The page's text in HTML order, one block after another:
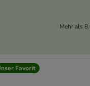
Mehr als
Favorit